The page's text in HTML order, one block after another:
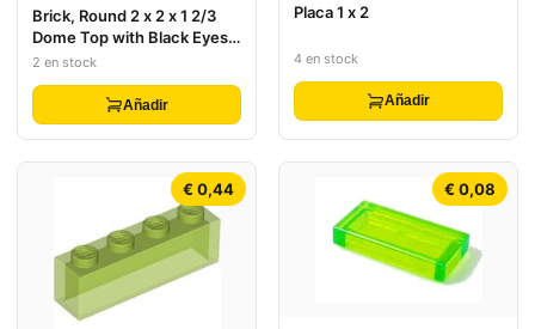
Brick, Round 2 x 2 x 1 2/3
Dome Top with Black Eyes
and White Pupils Pattern (Z-
Blob)
2 en stock
Añadir
Placa 1 x 2
4 en stock
Añadir
€ 0,44 € 0,08